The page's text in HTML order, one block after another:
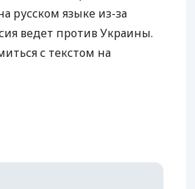
русском языке из-за
ведет против Украины.
с текстом на